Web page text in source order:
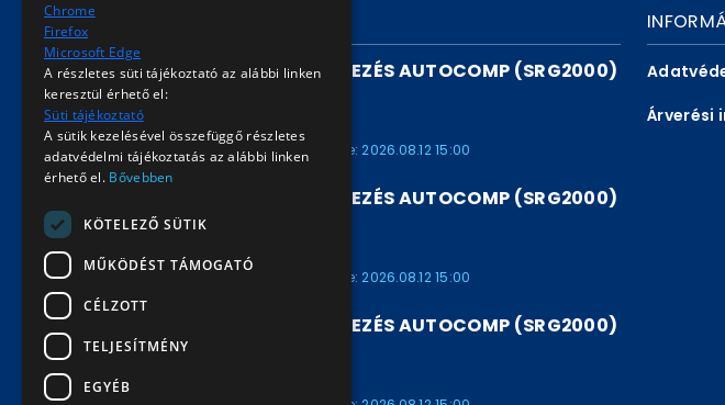
UTASSZÁMLÁLÓ BERENDEZÉS AUTOCOMP (SRG2000)
/ARV2026901658
ARV2026901658
Kezdete: 2026.07.30 15:00
Vége: 2026.08.12 15:00
UTASSZÁMLÁLÓ BERENDEZÉS AUTOCOMP (SRG2000)
/ARV2026901657
Vége: 2026.08.12 15:00
UTASSZÁMLÁLÓ BERENDEZÉS AUTOCOMP (SRG2000)
/ARV2026901656
ARV2026901656
Árverési
Chrome
Firefox
Microsoft Edge
A részletes süti tájékoztató az alábbi linken
keresztül érhető el:
Süti tájékoztató
A sütik kezelésével összefüggő részletes
adatvédelmi tájékoztatás az alábbi linken
érhető el. Bővebben
KÖTELEZŐ SÜTIK
MŰKÖDÉST TÁMOGATÓ
CÉLZOTT
TELJESÍTMÉNY
EGYÉB